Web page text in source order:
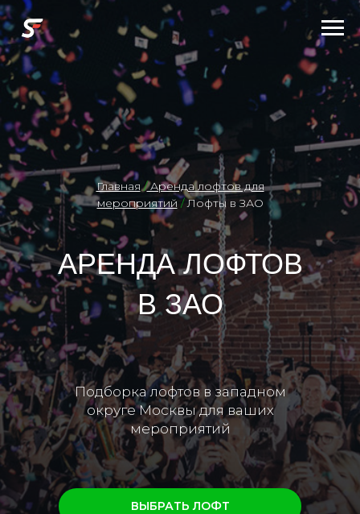
АРЕНДА ЛОФТОВ
В ЗАО
ВЫБРАТЬ ЛОФТ
Главная /Аренда лофтов для
мероприятий /Лофты в ЗАО
Подборка лофтов в западном
округе Москвы для ваших
мероприятий